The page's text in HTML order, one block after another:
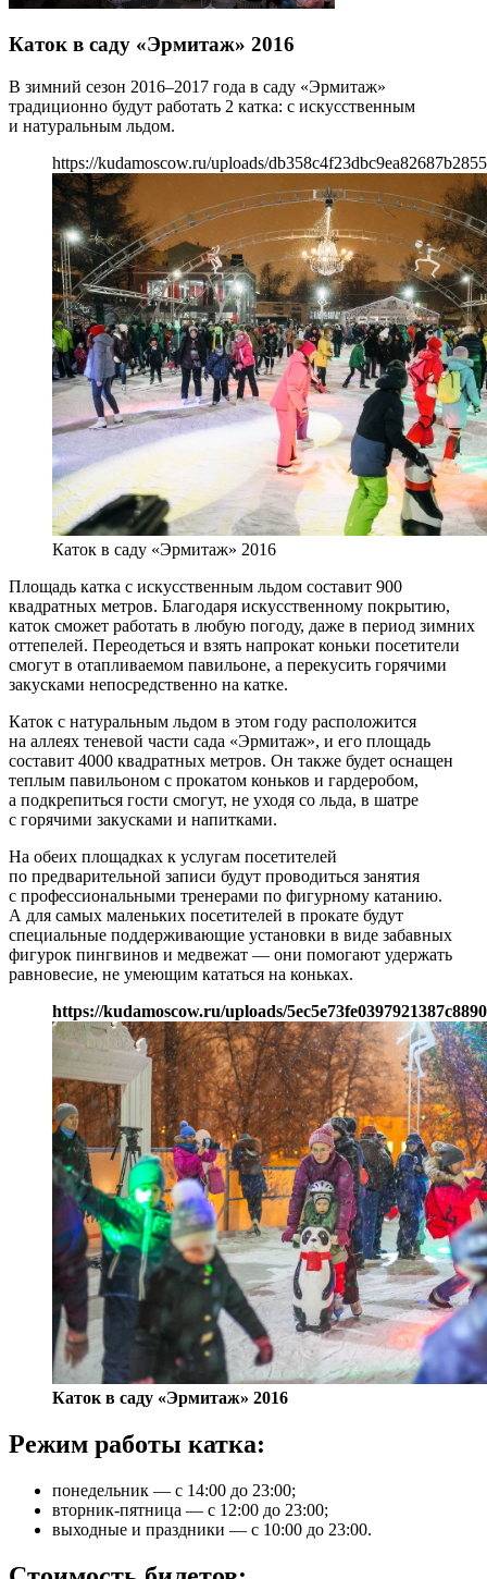
Каток в саду «Эрмитаж» 2016
В зимний сезон 2016–2017 года в саду «Эрмитаж»
традиционно будут работать 2 катка: с искусственным
и натуральным льдом.
https://kudamoscow.ru/uploads/
Каток в саду «Эрмитаж» 2016
Площадь катка с искусственным льдом составит 900
квадратных метров. Благодаря искусственному покрытию,
каток сможет работать в любую погоду, даже в период зимних
оттепелей. Переодеться и взять напрокат коньки посетители
смогут в отапливаемом павильоне, а перекусить горячими
закусками непосредственно на катке.
Каток с натуральным льдом в этом году расположится
на аллеях теневой части сада «Эрмитаж», и его площадь
составит 4000 квадратных метров. Он также будет оснащен
теплым павильоном с прокатом коньков и гардеробом,
а подкрепиться гости смогут, не уходя со льда, в шатре
с горячими закусками и напитками.
На обеих площадках к услугам посетителей
по предварительной записи будут проводиться занятия
с профессиональными тренерами по фигурному катанию.
А для самых маленьких посетителей в прокате будут
специальные поддерживающие установки в виде забавных
фигурок пингвинов и медвежат — они помогают удержать
равновесие, не умеющим кататься на коньках.
https://kudamoscow.ru/uploads/
Каток в саду «Эрмитаж» 2016
Режим работы катка:
понедельник — с 14:00 до 23:00;
вторник-пятница — с 12:00 до 23:00;
выходные и праздники — с 10:00 до 23:00.